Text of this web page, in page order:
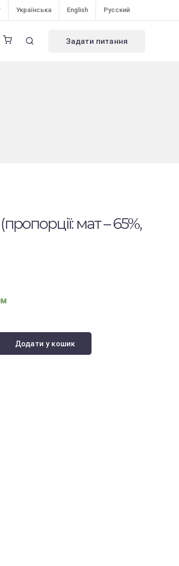
Українська English Русский
Задати питання
мат – 65%,
Додати у кошик